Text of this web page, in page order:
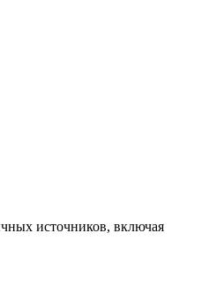
источников, включая